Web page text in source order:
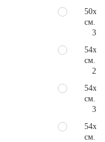
см.
54х80
см.
см.
см.